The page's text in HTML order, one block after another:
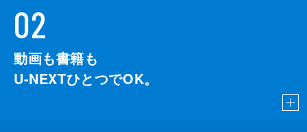
02
動画も書籍も
U-NEXTひとつでOK。